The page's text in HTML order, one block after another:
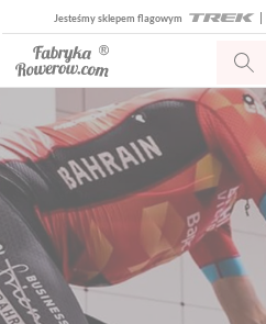
Jesteśmy sklepem flagowym